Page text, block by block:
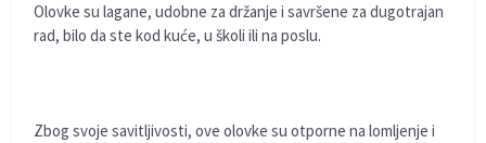
Olovke su lagane, udobne za držanje i savršene za dugotrajan
rad, bilo da ste kod kuće, u školi ili na poslu.
Zbog svoje savitljivosti, ove olovke su otporne na lomljenje i